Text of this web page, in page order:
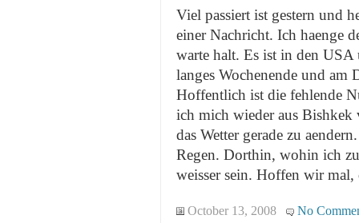
Viel passiert ist gestern und
einer Nachricht. Ich haenge
warte halt. Es ist in den
langes Wochenende und am
Hoffentlich ist die fehlende
ich mich wieder aus Bishkek
das Wetter gerade zu
Regen. Dorthin, wohin ich
weisser sein. Hoffen wir mal,
October 13, 2008 No